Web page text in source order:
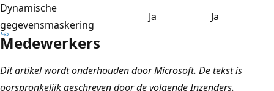
Dynamische
gegevensmaskering
Ja Ja
Medewerkers
Dit artikel wordt onderhouden door Microsoft. De tekst is
oorspronkelijk geschreven door de volgende Inzenders.